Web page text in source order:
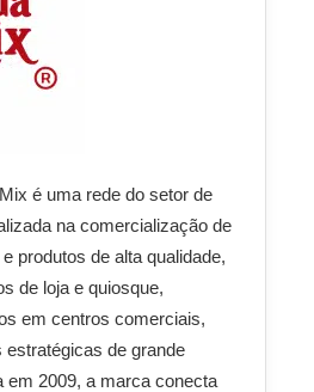
é uma rede do setor de
na comercialização de
produtos de alta qualidade,
de loja e quiosque,
em centros comerciais,
estratégicas de grande
em 2009, a marca conecta